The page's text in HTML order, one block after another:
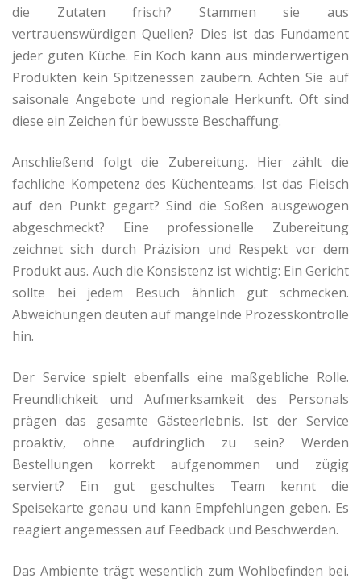
die Zutaten frisch? Stammen sie aus
vertrauenswürdigen Quellen? Dies ist das Fundament
jeder guten Küche. Ein Koch kann aus minderwertigen
Produkten kein Spitzenessen zaubern. Achten Sie auf
saisonale Angebote und regionale Herkunft. Oft sind
diese ein Zeichen für bewusste Beschaffung.
Anschließend folgt die Zubereitung. Hier zählt die
fachliche Kompetenz des Küchenteams. Ist das Fleisch
auf den Punkt gegart? Sind die Soßen ausgewogen
abgeschmeckt? Eine professionelle Zubereitung
zeichnet sich durch Präzision und Respekt vor dem
Produkt aus. Auch die Konsistenz ist wichtig: Ein Gericht
sollte bei jedem Besuch ähnlich gut schmecken.
Abweichungen deuten auf mangelnde Prozesskontrolle
hin.
Der Service spielt ebenfalls eine maßgebliche Rolle.
Freundlichkeit und Aufmerksamkeit des Personals
prägen das gesamte Gästeerlebnis. Ist der Service
proaktiv, ohne aufdringlich zu sein? Werden
Bestellungen korrekt aufgenommen und zügig
serviert? Ein gut geschultes Team kennt die
Speisekarte genau und kann Empfehlungen geben. Es
reagiert angemessen auf Feedback und Beschwerden.
Das Ambiente trägt wesentlich zum Wohlbefinden bei.